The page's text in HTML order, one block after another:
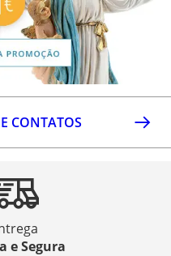
CONTATOS
e Segura